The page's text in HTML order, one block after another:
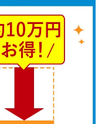
ンを選ぶべき4つ